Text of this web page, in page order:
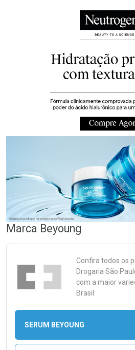
Marca Beyoung
Confira todos os
Drogaria São
com a maior
Brasil.
SERUM BEYOUNG